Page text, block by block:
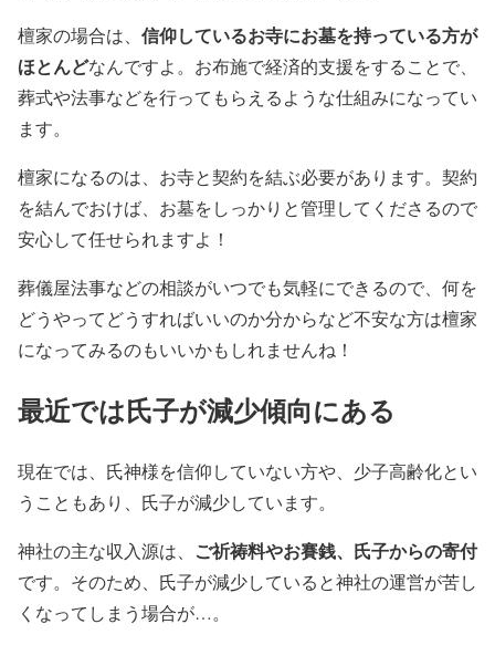
檀家の場合は、 信仰しているお寺にお墓を持っている方が
ほとんどなんですよ。お布施で経済的支援をすることで、
葬式や法事などを行ってもらえるような仕組みになってい
ます。
檀家になるのは、お寺と契約を結ぶ必要があります。契約
を結んでおけば、お墓をしっかりと管理してくださるので
安心して任せられますよ！
葬儀屋法事などの相談がいつでも気軽にできるので、何を
どうやってどうすればいいのか分からなど不安な方は檀家
になってみるのもいいかもしれませんね！
最近では氏子が減少傾向にある
現在では、氏神様を信仰していない方や、少子高齢化とい
うこともあり、氏子が減少しています。
神社の主な収入源は、 ご祈祷料やお賽銭、氏子からの寄付
です。そのため、氏子が減少していると神社の運営が苦し
くなってしまう場合が…。